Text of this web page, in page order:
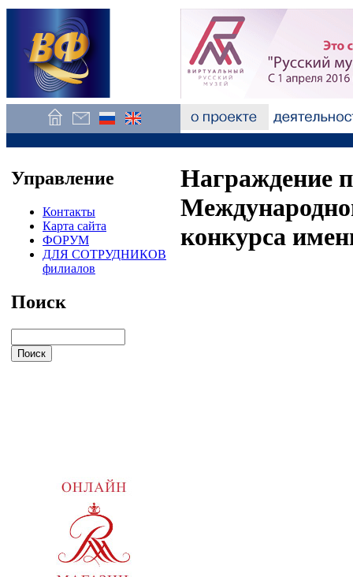
Управление
Контакты
Карта сайта
ФОРУМ
ДЛЯ СОТРУДНИКОВ
филиалов
Поиск
Награждение
конкурса